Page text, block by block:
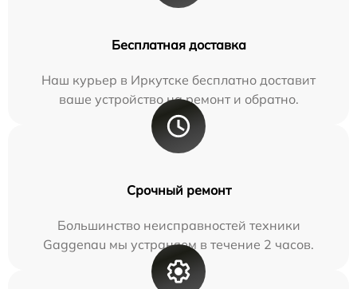
Бесплатная доставка
Наш курьер в Иркутске бесплатно доставит
ваше устройство на ремонт и обратно.
Срочный ремонт
Большинство неисправностей техники
Gaggenau мы устраняем в течение 2 часов.